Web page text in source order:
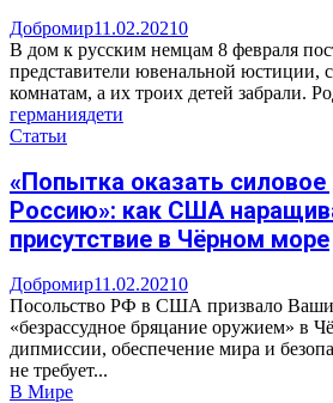
Добромир11.02.20210
В дом к русским немцам 8 февраля
представители ювенальной юстиции,
комнатам, а их троих детей забрали.
германиядети
Статьи
«Попытка оказать силовое
Россию»: как США
присутствие в Чёрном море
Добромир11.02.20210
Посольство РФ в США призвало
«безрассудное бряцание оружием» в
дипмиссии, обеспечение мира и
не требует...
В Мире